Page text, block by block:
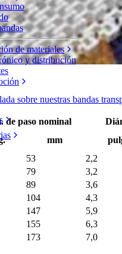
sobre nuestras bandas
de materiales
y distribución
moldeado
de paso nominal
mm
53 2,2
79 3,2
89 3,6
104 4,3
147 5,9
155 6,3
173 7,0